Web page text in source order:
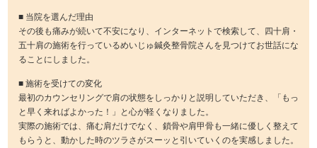
■ 当院を選んだ理由
その後も痛みが続いて不安になり、インターネットで検索して、四十肩・
五十肩の施術を行っているめいじゅ鍼灸整骨院さんを見つけてお世話にな
ることにしました。
■ 施術を受けての変化
最初のカウンセリングで肩の状態をしっかりと説明していただき、「もっ
と早く来ればよかった！」と心が軽くなりました。
実際の施術では、痛む肩だけでなく、鎖骨や肩甲骨も一緒に優しく整えて
もらうと、動かした時のツラさがスーッと引いていくのを実感しました。